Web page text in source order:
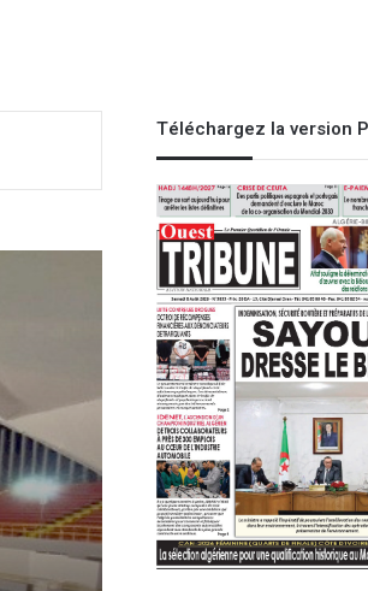
Lutte
préside
en
Téléchargez la version